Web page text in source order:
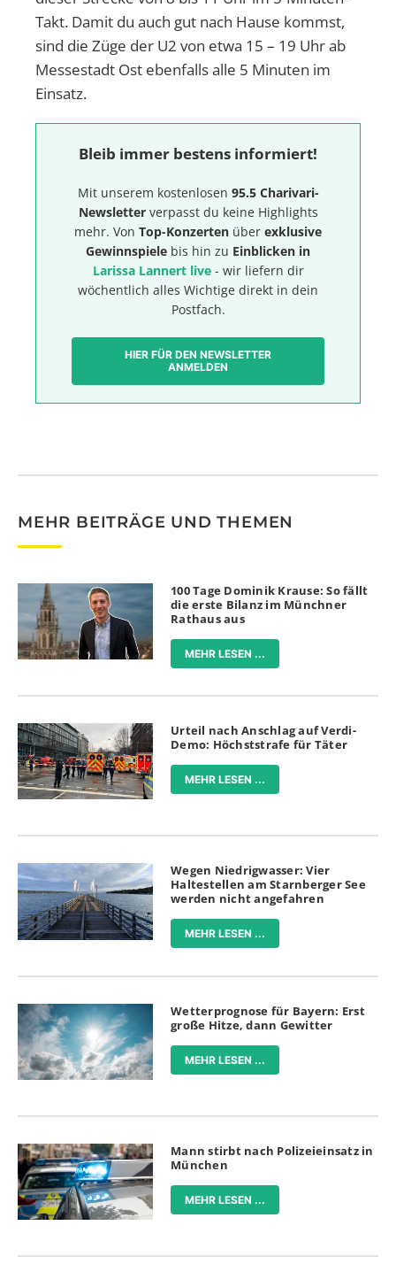
Takt. Damit du auch gut nach Hause kommst,
sind die Züge der U2 von etwa 15 – 19 Uhr ab
Messestadt Ost ebenfalls alle 5 Minuten im
Einsatz.
Bleib immer bestens informiert!
Mit unserem kostenlosen 95.5 Charivari-
Newsletterverpasst du keine Highlights
mehr. Von Top-Konzerten über exklusive
Gewinnspiele bis hin zu Einblicken in
Larissa Lannert live- wir liefern dir
wöchentlich alles Wichtige direkt in dein
Postfach.
HIER FÜR DEN NEWSLETTER
ANMELDEN
MEHR BEITRÄGE UND THEMEN
100 Tage Dominik Krause: So fällt
die erste Bilanz im Münchner
Rathaus aus
MEHR LESEN ...
Urteil nach Anschlag auf Verdi-
Demo: Höchststrafe für Täter
MEHR LESEN ...
Wegen Niedrigwasser: Vier
Haltestellen am Starnberger See
werden nicht angefahren
MEHR LESEN ...
Wetterprognose für Bayern: Erst
große Hitze, dann Gewitter
MEHR LESEN ...
Mann stirbt nach Polizeieinsatz in
München
MEHR LESEN ...